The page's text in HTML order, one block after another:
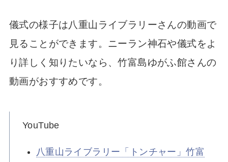
儀式の様子は八重山ライブラリーさんの動画で
見ることができます。ニーラン神石や儀式をよ
り詳しく知りたいなら、竹富島ゆがふ館さんの
動画がおすすめです。
YouTube
八重山ライブラリー「トンチャー」竹富